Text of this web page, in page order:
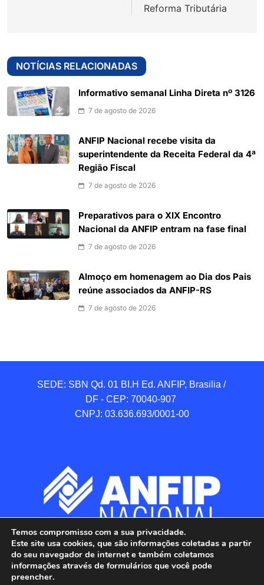
Reforma Tributária
NOTÍCIAS RELACIONADAS
Informativo semanal Linha Direta nº 3126
7 de agosto de 2026
ANFIP Nacional recebe visita da
superintendente da Receita Federal da 4ª
Região Fiscal
7 de agosto de 2026
Preparativos para o XIX Encontro
Nacional da ANFIP entram na fase final
7 de agosto de 2026
Almoço em homenagem ao Dia dos Pais
reúne associados da ANFIP-RS
7 de agosto de 2026
SEDE: SBN Qd. 01 BI.H Ed. ANFIP, Brasilia /
DF - CEP: 70040-907
CNPJ: 03.636.693/0001-00
Temos compromisso com a sua privacidade.
Este site usa cookies, que são informações coletadas a partir
do seu navegador de internet e também coletamos
informações através de formulários que você pode
preencher.